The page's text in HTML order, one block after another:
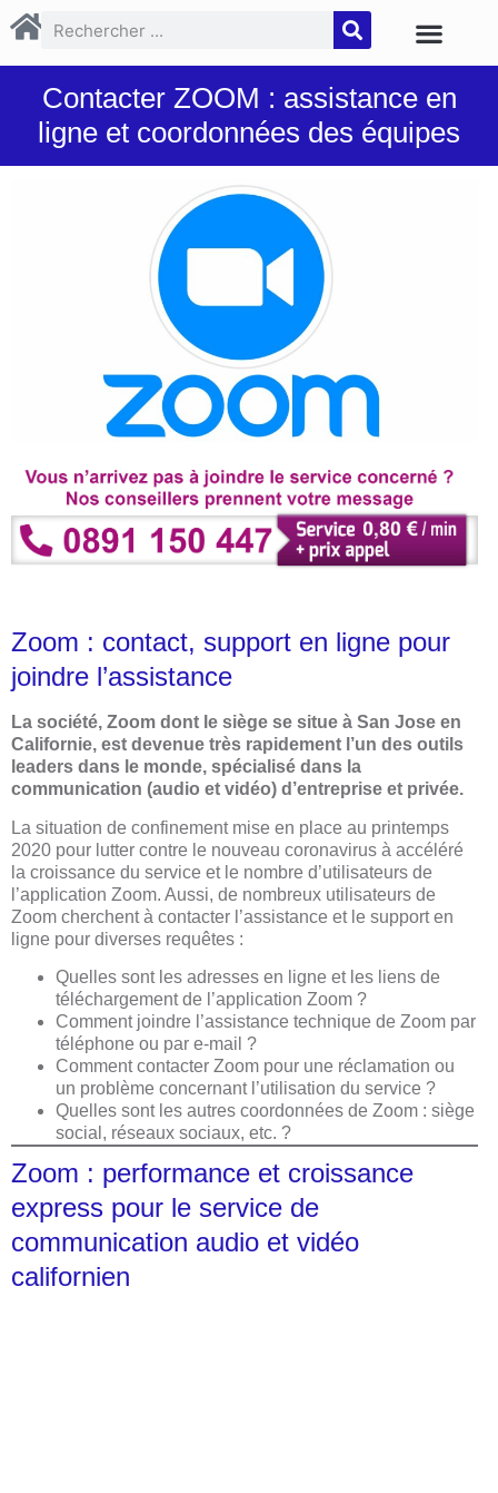
Contacter ZOOM : assistance en
ligne et coordonnées des équipes
Zoom : contact, support en ligne pour
joindre l’assistance
La société, Zoom dont le siège se situe à San Jose en
Californie, est devenue très rapidement l’un des outils
leaders dans le monde, spécialisé dans la
communication (audio et vidéo) d’entreprise et privée.
La situation de confinement mise en place au printemps
2020 pour lutter contre le nouveau coronavirus à accéléré
la croissance du service et le nombre d’utilisateurs de
l’application Zoom. Aussi, de nombreux utilisateurs de
Zoom cherchent à contacter l’assistance et le support en
ligne pour diverses requêtes :
Quelles sont les adresses en ligne et les liens de
téléchargement de l’application Zoom ?
Comment joindre l’assistance technique de Zoom par
téléphone ou par e-mail ?
Comment contacter Zoom pour une réclamation ou
un problème concernant l’utilisation du service ?
Quelles sont les autres coordonnées de Zoom : siège
social, réseaux sociaux, etc. ?
Zoom : performance et croissance
express pour le service de
communication audio et vidéo
californien